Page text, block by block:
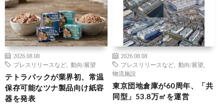
2026.08.08
プレスリリースなど
動向/展望
テトラパックが業界初、常温
保存可能なツナ製品向け紙容
器を発表
2026.08.08
プレスリリースなど
動向/展望
物流施設
東京団地倉庫が60周年、「共
同型」53.8万㎡を運営